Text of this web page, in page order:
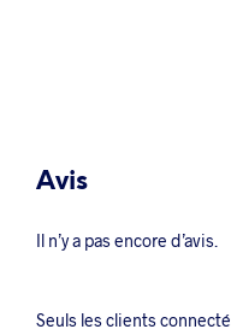
Avis
Il n’y a pas encore d’avis.
Seuls les clients